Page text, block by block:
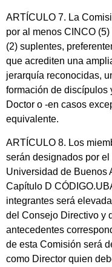
ARTÍCULO 7. La
por al menos CINCO
(2) suplentes,
que acrediten una
jerarquía reconocidas,
formación de discípulos
Doctor o -en casos
equivalente.
ARTÍCULO 8. Los
serán designados por
Universidad de Buenos
Capítulo D
integrantes será
del Consejo Directivo y
antecedentes
de esta Comisión será
como Director quien